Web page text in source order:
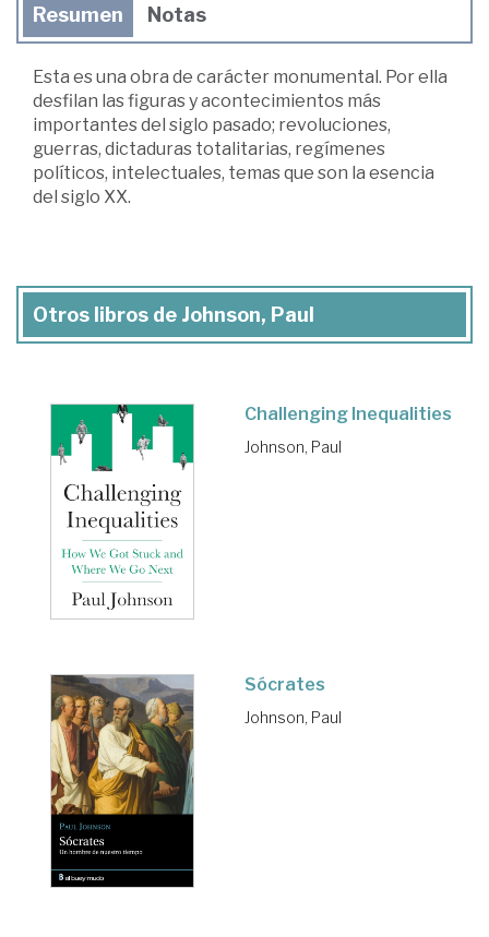
Resumen Notas
Esta es una obra de carácter monumental. Por ella
desfilan las figuras y acontecimientos más
importantes del siglo pasado; revoluciones,
guerras, dictaduras totalitarias, regímenes
políticos, intelectuales, temas que son la esencia
del siglo XX.
Otros libros de Johnson, Paul
Challenging Inequalities
Johnson, Paul
Sócrates
Johnson, Paul